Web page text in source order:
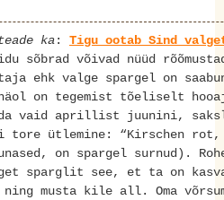
ka: Tigu ootab Sind
sõbrad võivad nüüd
ehk valge spargel on
on tegemist tõeliselt
vaid aprillist juunini,
tore ütlemine: “Kirschen
on spargel surnud).
sparglit see, et ta on
musta kile all. Oma